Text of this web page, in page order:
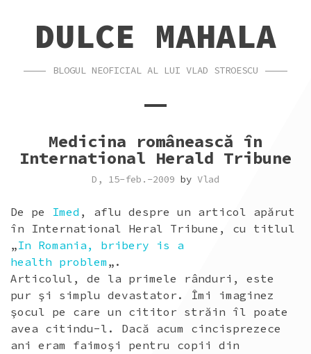
CONTENTDULCE MAHALA
BLOGUL NEOFICIAL AL LUI VLAD STROESCU
Medicina românească în
International Herald Tribune
D, 15-feb.-2009 by Vlad
De pe Imed , aflu despre un articol apărut
în International Heral Tribune, cu titlul
„In Romania, bribery is a
health problem „.
Articolul, de la primele rânduri, este
pur şi simplu devastator. Îmi imaginez
şocul pe care un cititor străin îl poate
avea citindu-l. Dacă acum cincisprezece
ani eram faimoşi pentru copii din